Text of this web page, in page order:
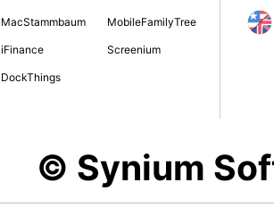
MacStammbaum MobileFamilyTree
iFinance Screenium
DockThings
© Synium